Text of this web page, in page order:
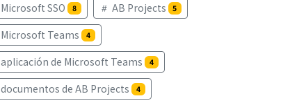
Microsoft SSO 8 AB Projects 5
Microsoft Teams 4
aplicación de Microsoft Teams 4
documentos de AB Projects 4